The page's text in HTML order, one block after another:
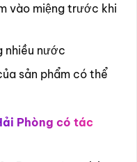
vào miệng trước khi
nhiều nước
sản phẩm có thể
Phòng có tác